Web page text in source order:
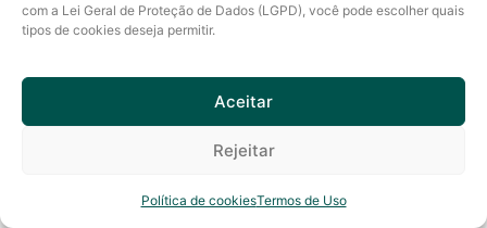
com a Lei Geral de Proteção de Dados (LGPD), você pode escolher quais
tipos de cookies deseja permitir.
Aceitar
Rejeitar
Política de cookiesTermos de Uso